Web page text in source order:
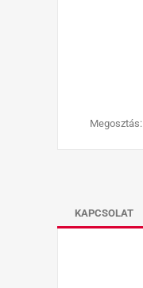
Megosztás:
KAPCSOLAT